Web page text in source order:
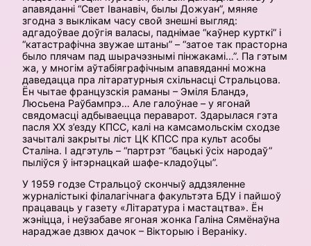
апавяданні “Свет Іванавіч, былы Дожуан”, мяняе
згодна з выклікам часу свой знешні выгляд:
адгадоўвае доўгiя валасы, паднімае “каўнер курткi” і
“катастрафічна звужае штаны” – “затое так прасторна
было плячам пад шырачэзнымі пінжакамі…”. Па гэтым
жа, у многім аўтабіяграфічным апавяданні можна
даведацца пра літаратурныя схільнасці Стральцова.
Ён чытае французскія раманы – Эміля Бландэ,
Люсьена Раўбампрэ… Але галоўнае – у ягонай
свядомасці адбываецца пераварот. Здарылася гэта
пасля ХХ з’езду КПСС, калі на камсамольскім сходзе
зачыталі закрыты ліст ЦК КПСС пра культ асобы
Сталіна. І адгэтуль – “партрэт “бацькі ўсіх народаў”
пыліўся ў інтэрнацкай шафе-кладоўцы”.
У 1959 годзе Стральцоў скончыў аддзяленне
журналістыкі філалагічнага факультэта БДУ і пайшоў
працаваць у газету «Літаратура і мастацтва». Ён
жэніцца, і неўзабаве ягоная жонка Галіна Сямёнаўна
нараджае дзвюх дачок – Вікторыю і Вераніку.